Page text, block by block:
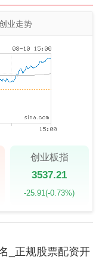
业走势
创业板指
3537.21
-25.91(-0.73%)
_正规股票配资开